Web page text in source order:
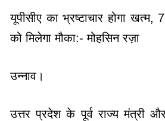
यूपीसीए का भ्रष्टाचार होगा
को मिलेगा मौका:- मोहसिन रज़ा
उन्नाव। ​
उत्तर प्रदेश के पूर्व राज्य मंत्री